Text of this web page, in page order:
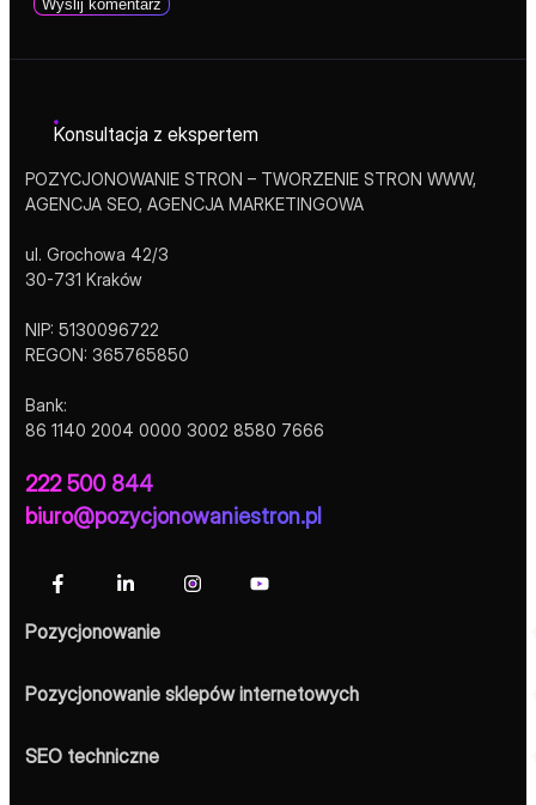
Konsultacja z ekspertem
POZYCJONOWANIE STRON – TWORZENIE STRON WWW,
AGENCJA SEO, AGENCJA MARKETINGOWA
ul. Grochowa 42/3
30-731 Kraków
NIP: 5130096722
REGON: 365765850
Bank:
86 1140 2004 0000 3002 8580 7666
222 500 844
biuro@pozycjonowaniestron.pl
Pozycjonowanie
Pozycjonowanie sklepów internetowych
SEO techniczne